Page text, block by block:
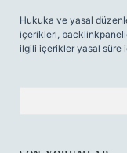
Hukuka ve yasal
içerikleri,
ilgili içerikler yasal süre